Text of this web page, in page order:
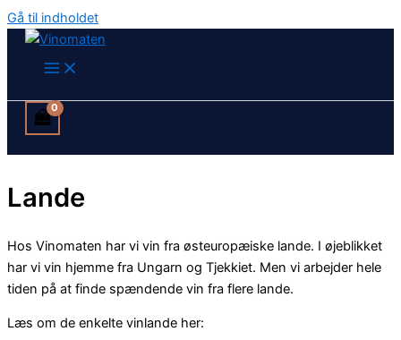
Gå til indholdet
Lande
Hos Vinomaten har vi vin fra østeuropæiske lande. I øjeblikket
har vi vin hjemme fra Ungarn og Tjekkiet. Men vi arbejder hele
tiden på at finde spændende vin fra flere lande.
Læs om de enkelte vinlande her: